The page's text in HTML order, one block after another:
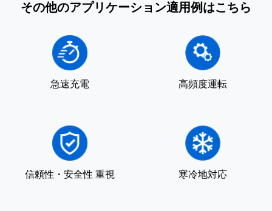
その他のアプリケーション適用例はこちら
急速充電 高頻度運転
信頼性・安全性 重視 寒冷地対応